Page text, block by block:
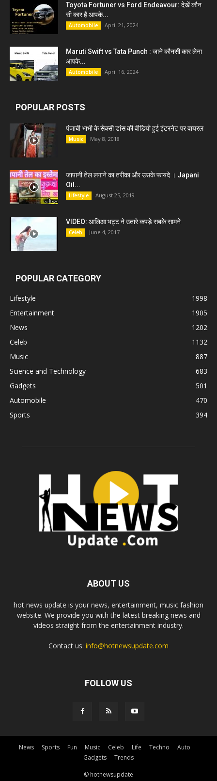
Toyota Fortuner vs Ford Endeavour: देखें कौन
सी कार हैं आपके...
Automobile April 21, 2024
Maruti Swift vs Tata Punch : जाने कौनसी कार लेना
आपके...
Automobile April 16, 2024
POPULAR POSTS
पंजाबी भाभी के सेक्सी डांस की वीडियो हुई इंटरनेट पर वायरल
Music May 8, 2018
जापानी तेल लगाने का तरीका और उसके फायदे । Japani
Oil...
Lifestyle August 25, 2019
VIDEO: आलिआ भट्ट ने उतारे कपड़े सबके सामने
Celeb June 4, 2017
POPULAR CATEGORY
Lifestyle
1998
Entertainment
1905
News
1202
Celeb
1132
Music
887
Science and Technology
683
Gadgets
501
Automobile
470
Sports
394
ABOUT US
hot news update is your news, entertainment, music fashion
website. We provide you with the latest breaking news and
videos straight from the entertainment industry.
Contact us: info@hotnewsupdate.com
FOLLOW US
News Sports Fun Music Celeb Life Techno
Auto
Gadgets
Trends
© hotnewsupdate